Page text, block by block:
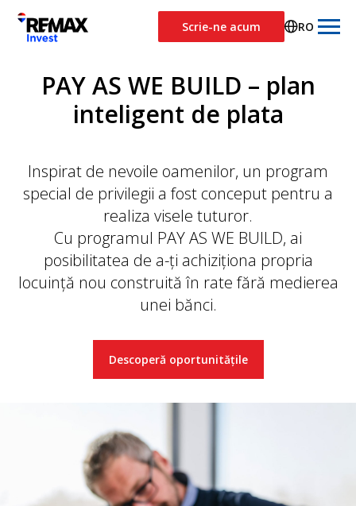
Scrie-ne acum RO
PAY AS WE BUILD – plan
inteligent de plata
Inspirat de nevoile oamenilor, un program
special de privilegii a fost conceput pentru a
realiza visele tuturor.
Cu programul PAY AS WE BUILD, ai
posibilitatea de a-ți achiziționa propria
locuință nou construită în rate fără medierea
unei bănci.
Descoperă oportunitățile